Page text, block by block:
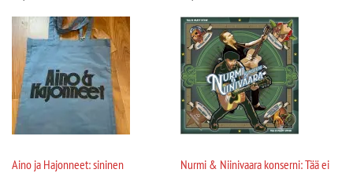
Aino ja Hajonneet: sininen
Nurmi & Niinivaara konserni: Tää ei